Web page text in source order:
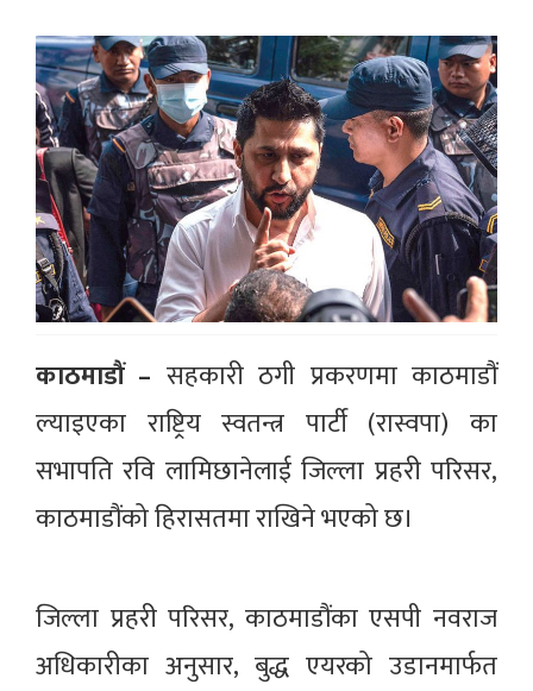
काठमाडौं – सहकारी ठगी प्रकरणमा काठमाडौं
ल्याइएका राष्ट्रिय स्वतन्त्र पार्टी (रास्वपा) का
सभापति रवि लामिछानेलाई जिल्ला प्रहरी परिसर,
काठमाडौंको हिरासतमा राखिने भएको छ।
जिल्ला प्रहरी परिसर, काठमाडौंका एसपी नवराज
अधिकारीका अनुसार, बुद्ध एयरको उडानमार्फत